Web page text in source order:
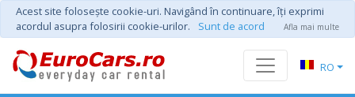
Acest site foloseşte cookie-uri. Navigând în continuare, îţi exprimi
acordul asupra folosirii cookie-urilor.
Sunt de acord Afla mai multe
RO